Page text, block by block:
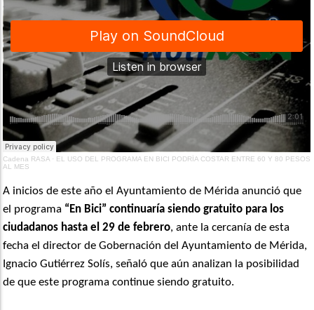
Cadena RASA · EL USO DEL PROGRAMA EN BICI PODRÍA COSTAR ENTRE 60 Y 80 PESOS
AL MES
A inicios de este año el Ayuntamiento de Mérida anunció que
el programa “En Bici” continuaría siendo gratuito para los
ciudadanos hasta el 29 de febrero, ante la cercanía de esta
fecha el director de Gobernación del Ayuntamiento de Mérida,
Ignacio Gutiérrez Solís, señaló que aún analizan la posibilidad
de que este programa continue siendo gratuito.